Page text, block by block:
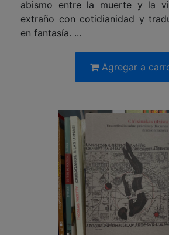
abismo entre la muerte y la
extraño con cotidianidad y
en fantasía. ...
Agregar a